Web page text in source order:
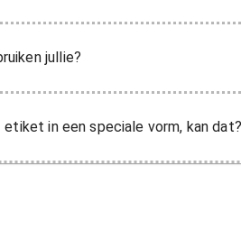
jullie?
in een speciale vorm, kan dat?